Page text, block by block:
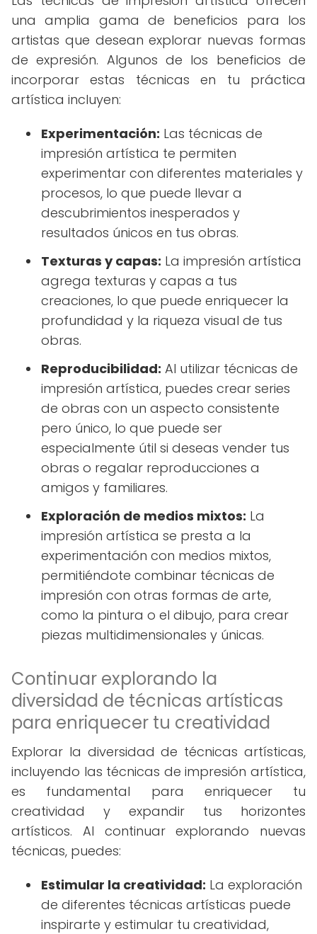
una amplia gama de beneficios para los
artistas que desean explorar nuevas formas
de expresión. Algunos de los beneficios de
incorporar estas técnicas en tu práctica
artística incluyen:
Experimentación: Las técnicas de
impresión artística te permiten
experimentar con diferentes materiales y
procesos, lo que puede llevar a
descubrimientos inesperados y
resultados únicos en tus obras.
Texturas y capas: La impresión artística
agrega texturas y capas a tus
creaciones, lo que puede enriquecer la
profundidad y la riqueza visual de tus
obras.
Reproducibilidad: Al utilizar técnicas de
impresión artística, puedes crear series
de obras con un aspecto consistente
pero único, lo que puede ser
especialmente útil si deseas vender tus
obras o regalar reproducciones a
amigos y familiares.
Exploración de medios mixtos: La
impresión artística se presta a la
experimentación con medios mixtos,
permitiéndote combinar técnicas de
impresión con otras formas de arte,
como la pintura o el dibujo, para crear
piezas multidimensionales y únicas.
Continuar explorando la
diversidad de técnicas artísticas
para enriquecer tu creatividad
Explorar la diversidad de técnicas artísticas,
incluyendo las técnicas de impresión artística,
es fundamental para enriquecer tu
creatividad y expandir tus horizontes
artísticos. Al continuar explorando nuevas
técnicas, puedes:
Estimular la creatividad: La exploración
de diferentes técnicas artísticas puede
inspirarte y estimular tu creatividad,